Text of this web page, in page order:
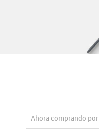
Ahora comprando por